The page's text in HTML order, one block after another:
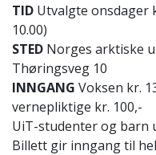
TID Utvalgte onsdager
10.00)
STED Norges arktiske
Thøringsveg 10
INNGANG Voksen kr.
vernepliktige kr. 100,-
UiT-studenter og barn
Billett gir inngang til